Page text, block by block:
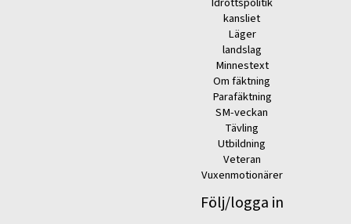
kansliet
Läger
landslag
Minnestext
Om fäktning
Parafäktning
SM-veckan
Tävling
Utbildning
Veteran
Vuxenmotionärer
Följ/logga in